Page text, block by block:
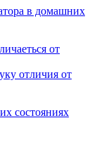
в домашних
от
отличия от
состояниях